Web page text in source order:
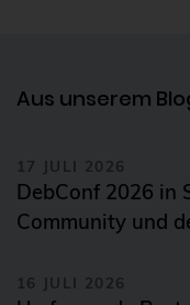
Instaclustr
Integration
Aus unserem
17 JULI 2026
DebConf 2026 in
Community und
16 JULI 2026